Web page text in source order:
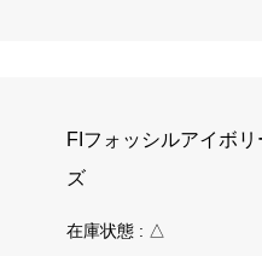
FIフォッシルアイボリ
ズ
在庫状態 : △